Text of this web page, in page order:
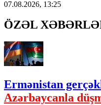
07.08.2026, 13:25
ÖZƏL
Ermənistan
Azərbaycanla